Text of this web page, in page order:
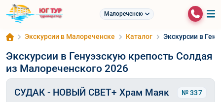
Малореченское
Экскурсии в Малореченске Каталог Экскурсии в
Экскурсии в Генуэзскую крепость Солдая
из Малореченского 2026
СУДАК - НОВЫЙ СВЕТ+ Храм Маяк № 337